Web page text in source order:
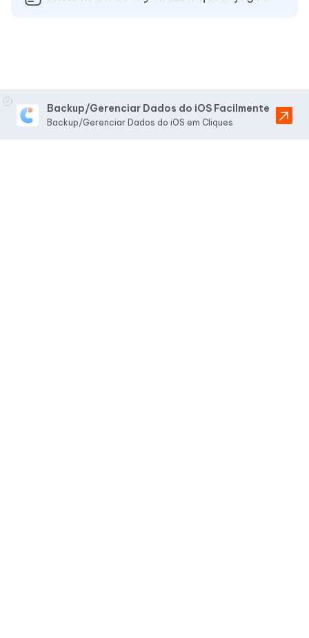
Backup/Gerenciar Dados do iOS Facilmente
Backup/Gerenciar Dados do iOS em Cliques